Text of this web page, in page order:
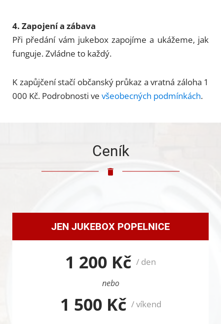
4. Zapojení a zábava
Při předání vám jukebox zapojíme a ukážeme, jak
funguje. Zvládne to každý.
K zapůjčení stačí občanský průkaz a vratná záloha 1
000 Kč. Podrobnosti ve všeobecných podmínkách.
Ceník
JEN JUKEBOX POPELNICE
1 200 Kč / den
nebo
1 500 Kč / víkend